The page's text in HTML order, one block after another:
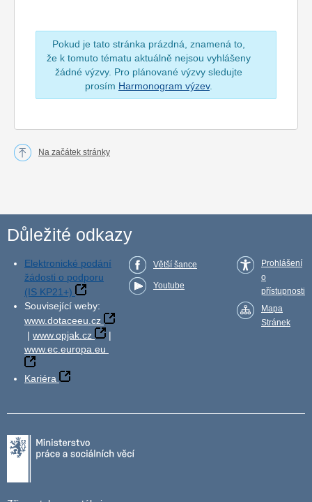
Pokud je tato stránka prázdná, znamená to,
že k tomuto tématu aktuálně nejsou vyhlášeny
žádné výzvy. Pro plánované výzvy sledujte
prosím Harmonogram výzev.
Na začátek stránky
Důležité odkazy
Elektronické podání
žádosti o podporu
(IS KP21+)
Související weby:
www.dotaceeu.cz
| www.opjak.cz
|
www.ec.europa.eu
Kariéra
Větší šance
Youtube
Prohlášení
o
přístupnosti
Mapa
Stránek